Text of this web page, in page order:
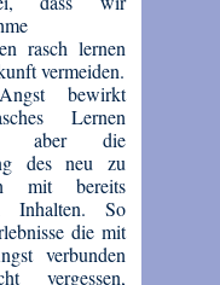
rasch lernen
vermeiden.
bewirkt
Lernen
aber die
des neu zu
mit bereits
Inhalten. So
die mit
verbunden
vergessen,